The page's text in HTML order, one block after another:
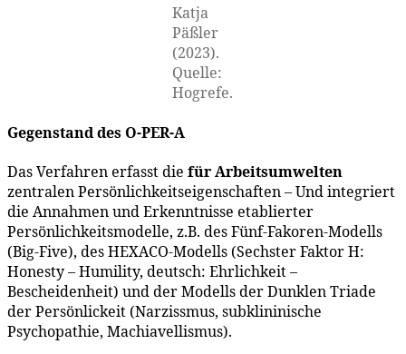
Katja
Päßler
(2023).
Quelle:
Hogrefe.
Gegenstand des O-PER-A
Das Verfahren erfasst die für Arbeitsumwelten
zentralen Persönlichkeitseigenschaften – Und integriert
die Annahmen und Erkenntnisse etablierter
Persönlichkeitsmodelle, z.B. des Fünf-Fakoren-Modells
(Big-Five), des HEXACO-Modells (Sechster Faktor H:
Honesty – Humility, deutsch: Ehrlichkeit –
Bescheidenheit) und der Modells der Dunklen Triade
der Persönlickeit (Narzissmus, subklininische
Psychopathie, Machiavellismus).